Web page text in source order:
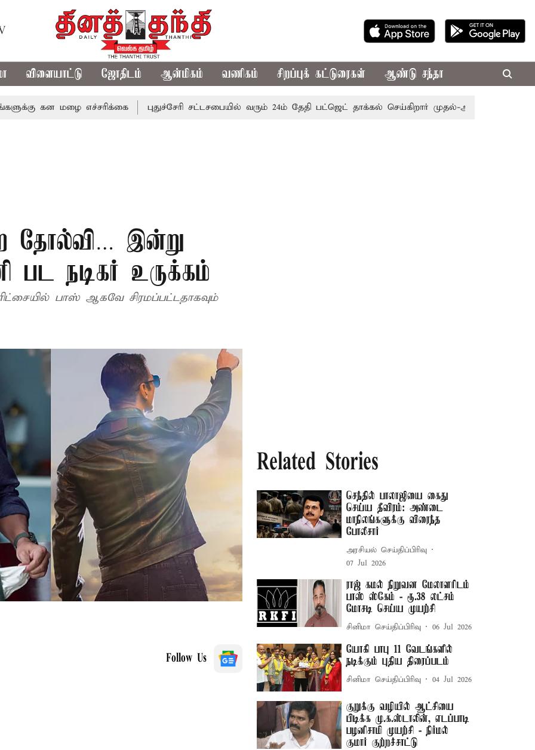
விளையாட்டு ஜோதிடம் ஆன்மிகம் வணிகம் சிறப்புக் கட்டுரைகள் ஆண்டு சந்தா
கன மழை எச்சரிக்கை புதுச்சேரி சட்டசபையில் வரும் 24ம் தேதி பட்ஜெட் தாக்கல் செய்கிறார் முதல்-அமைச்சர் ரங்கசாமி
தோல்வி… இன்று
பட நடிகர் உருக்கம்
பாஸ் ஆகவே சிரமப்பட்டதாகவும்
Follow Us
Related Stories
செந்தில் பாலாஜியை கைது
செய்ய தீவிரம்: அண்டை
மாநிலங்களுக்கு விரைந்த
போலீசார்
அரசியல் செய்திப்பிரிவு
07 Jul 2026
ராஜ் கமல் நிறுவன மேலாளரிடம்
பாஸ் ஸ்கேம் - ரூ.38 லட்சம்
மோசடி செய்ய முயற்சி
சினிமா செய்திப்பிரிவு 06 Jul 2026
யோகி பாபு 11 வேடங்களில்
நடிக்கும் புதிய திரைப்படம்
சினிமா செய்திப்பிரிவு 04 Jul 2026
குறுக்கு வழியில் ஆட்சியை
பிடிக்க மு.க.ஸ்டாலின், எடப்பாடி
பழனிசாமி முயற்சி - நிர்மல்
குமார் குற்றச்சாட்டு